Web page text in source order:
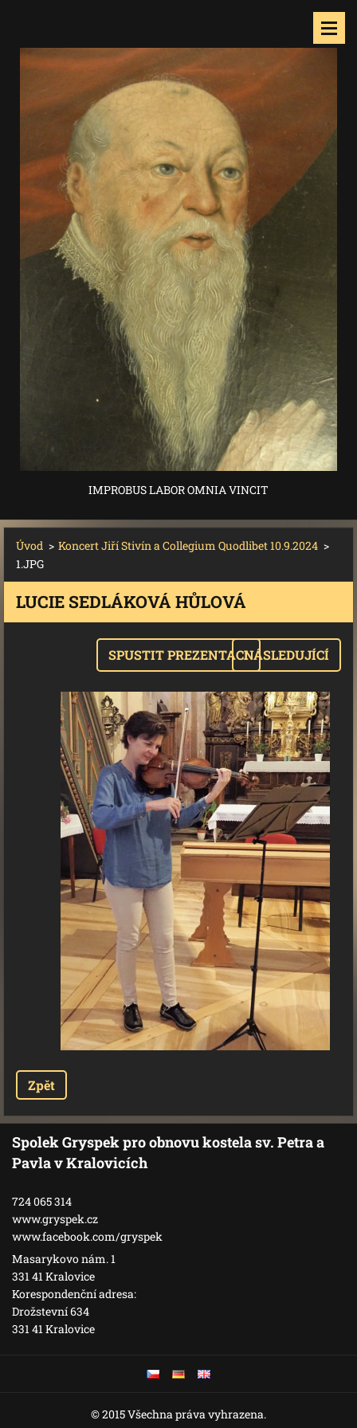
IMPROBUS LABOR OMNIA VINCIT
Úvod > Koncert Jiří Stivín a Collegium Quodlibet 10.9.2024 >
1.JPG
LUCIE SEDLÁKOVÁ HŮLOVÁ
SPUSTIT PREZENTACINÁSLEDUJÍCÍ
Zpět
Spolek Gryspek pro obnovu kostela sv. Petra a
Pavla v Kralovicích
724 065 314
www.gryspek.cz
www.facebook.com/gryspek
Masarykovo nám. 1
331 41 Kralovice
Korespondenční adresa:
Drožstevní 634
331 41 Kralovice
© 2015 Všechna práva vyhrazena.